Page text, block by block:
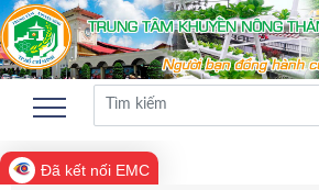
Đã kết nối EMC